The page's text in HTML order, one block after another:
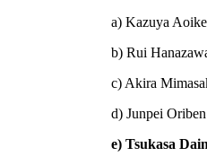
a) Kazuya
b) Rui
c) Akira
d) Junpei Oriben
e) Tsukasa